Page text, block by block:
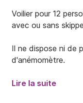
Voilier pour 12
avec ou sans
Il ne dispose ni de
d'anémomètre.
Lire la suite